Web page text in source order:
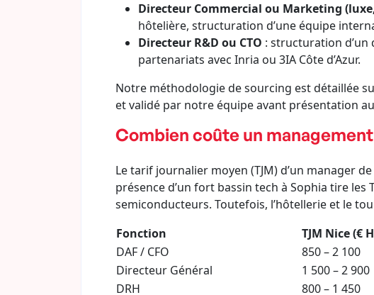
Directeur Commercial ou Marketing
hôtelière, structuration d’une équipe
Directeur R&D ou CTO : structuration
partenariats avec Inria ou 3IA Côte d’Azur.
Notre méthodologie de sourcing est détaillée
et validé par notre équipe avant présentation
Combien coûte un
Le tarif journalier moyen (TJM) d’un manager
présence d’un fort bassin tech à Sophia tire
semiconducteurs. Toutefois, l’hôtellerie et le
Fonction
TJM Nice (€
DAF / CFO
850 – 2 100
Directeur Général
1 500 – 2 900
DRH
800 – 1 450